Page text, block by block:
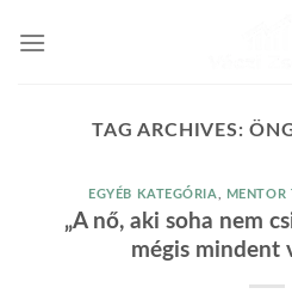
TAG ARCHIVES:
EGYÉB KATEGÓRIA MENTOR
„A nő, aki soha nem
mégis mindent